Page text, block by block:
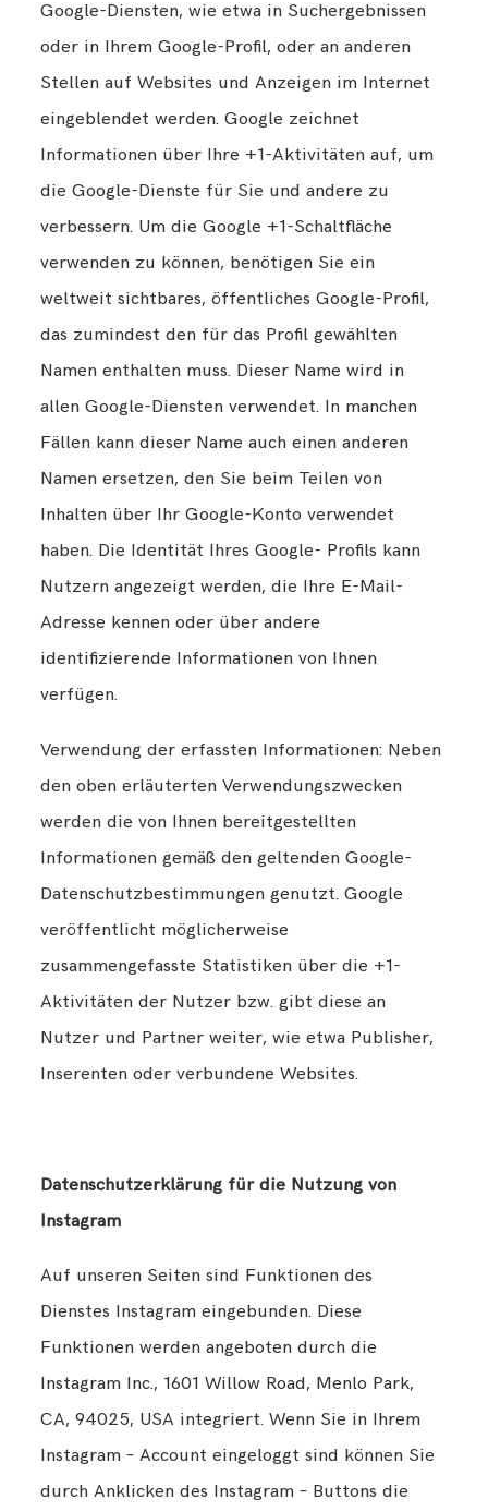
Google-Diensten, wie etwa in Suchergebnissen
oder in Ihrem Google-Profil, oder an anderen
Stellen auf Websites und Anzeigen im Internet
eingeblendet werden. Google zeichnet
Informationen über Ihre +1-Aktivitäten auf, um
die Google-Dienste für Sie und andere zu
verbessern. Um die Google +1-Schaltfläche
verwenden zu können, benötigen Sie ein
weltweit sichtbares, öffentliches Google-Profil,
das zumindest den für das Profil gewählten
Namen enthalten muss. Dieser Name wird in
allen Google-Diensten verwendet. In manchen
Fällen kann dieser Name auch einen anderen
Namen ersetzen, den Sie beim Teilen von
Inhalten über Ihr Google-Konto verwendet
haben. Die Identität Ihres Google- Profils kann
Nutzern angezeigt werden, die Ihre E-Mail-
Adresse kennen oder über andere
identifizierende Informationen von Ihnen
verfügen.
Verwendung der erfassten Informationen: Neben
den oben erläuterten Verwendungszwecken
werden die von Ihnen bereitgestellten
Informationen gemäß den geltenden Google-
Datenschutzbestimmungen genutzt. Google
veröffentlicht möglicherweise
zusammengefasste Statistiken über die +1-
Aktivitäten der Nutzer bzw. gibt diese an
Nutzer und Partner weiter, wie etwa Publisher,
Inserenten oder verbundene Websites.
Datenschutzerklärung für die Nutzung von
Instagram
Auf unseren Seiten sind Funktionen des
Dienstes Instagram eingebunden. Diese
Funktionen werden angeboten durch die
Instagram Inc., 1601 Willow Road, Menlo Park,
CA, 94025, USA integriert. Wenn Sie in Ihrem
Instagram – Account eingeloggt sind können Sie
durch Anklicken des Instagram – Buttons die